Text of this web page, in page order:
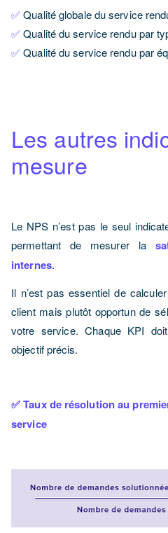
✅Qualité globale du service
✅Qualité du service rendu par
✅Qualité du service rendu par
Les autres
mesure
Le NPS n’est pas le seul
permettant de mesurer la
internes.
Il n’est pas essentiel de calculer
client mais plutôt opportun de
votre service. Chaque KPI
objectif précis.
✅ Taux de résolution au
service